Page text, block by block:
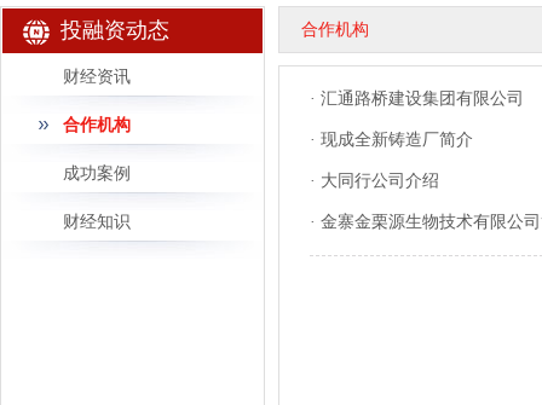
投融资动态
财经资讯
合作机构
成功案例
财经知识
合作机构
· 汇通路桥建设集团有限公司
· 现成全新铸造厂简介
· 大同行公司介绍
· 金寨金栗源生物技术有限公